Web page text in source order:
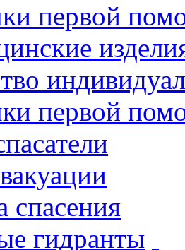
первой
первой
спасения
гидранты